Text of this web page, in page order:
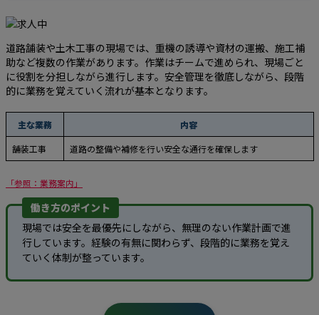
道路舗装や土木工事の現場では、重機の誘導や資材の運搬、施工補
助など複数の作業があります。作業はチームで進められ、現場ごと
に役割を分担しながら進行します。安全管理を徹底しながら、段階
的に業務を覚えていく流れが基本となります。
主な業務
内容
舗装工事
道路の整備や補修を行い安全な通行を確保します
「参照：業務案内」
働き方のポイント
現場では安全を最優先にしながら、無理のない作業計画で進
行しています。経験の有無に関わらず、段階的に業務を覚え
ていく体制が整っています。